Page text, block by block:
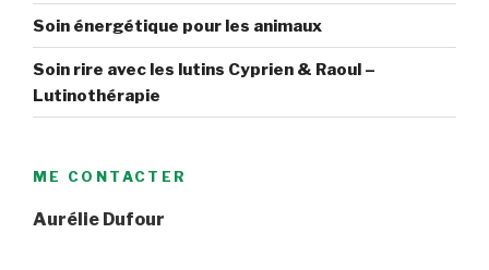
Soin énergétique pour les animaux
Soin rire avec les lutins Cyprien & Raoul –
Lutinothérapie
ME CONTACTER
Aurélie Dufour